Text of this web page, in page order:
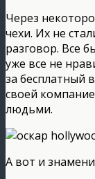
Через
чехи. Их не
разговор. Все
уже все не
за бесплатный
своей
людьми.
А вот и